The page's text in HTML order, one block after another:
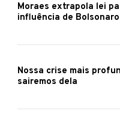
Moraes extrapola lei
influência de
Nossa crise mais
sairemos dela